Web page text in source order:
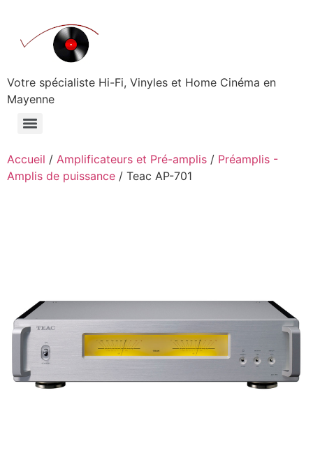
contenu
Votre spécialiste Hi-Fi, Vinyles et Home Cinéma en
Mayenne
Accueil / Amplificateurs et Pré-amplis / Préamplis -
Amplis de puissance / Teac AP-701